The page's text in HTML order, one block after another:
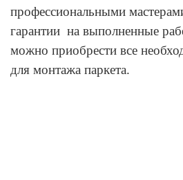
профессиональными
гарантии на выполненные
можно приобрести все
для монтажа паркета.